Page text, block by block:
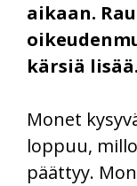
aikaan.
kärsiä lisää.
Monet
loppuu,
päättyy.